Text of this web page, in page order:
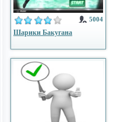
5004
Шарики Бакугана